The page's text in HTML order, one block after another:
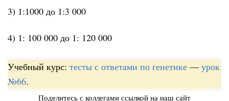
3) 1:1000 до 1:3 000
4) 1: 100 000 до 1: 120 000
Учебный курс: тесты с ответами по генетике — урок
№66.
Поделитесь с коллегами ссылкой на наш сайт